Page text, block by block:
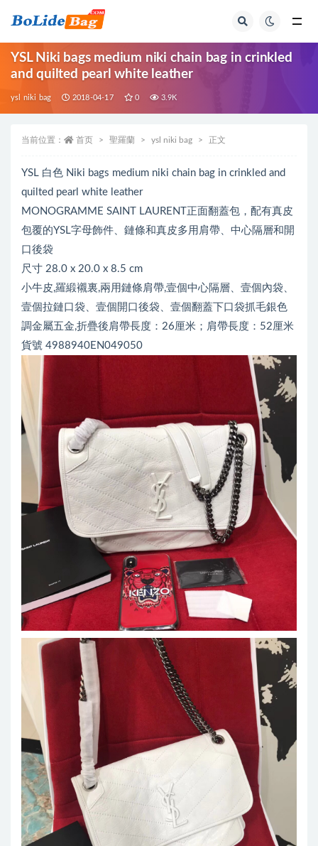
YSL Niki bags medium niki chain bag in crinkled
and quilted pearl white leather
ysl niki bag 2018-04-17 0 3.9K
当前位置： 首页 聖羅蘭 ysl niki bag 正文
YSL 白色 Niki bags medium niki chain bag in crinkled and
quilted pearl white leather
MONOGRAMME SAINT LAURENT正面翻蓋包，配有真皮
包覆的YSL字母飾件、鏈條和真皮多用肩帶、中心隔層和開
口後袋
尺寸 28.0 x 20.0 x 8.5 cm
小牛皮,羅緞襯裏,兩用鏈條肩帶,壹個中心隔層、壹個內袋、
壹個拉鏈口袋、壹個開口後袋、壹個翻蓋下口袋抓毛銀色
調金屬五金,折疊後肩帶長度：26厘米；肩帶長度：52厘米
貨號 4988940EN049050